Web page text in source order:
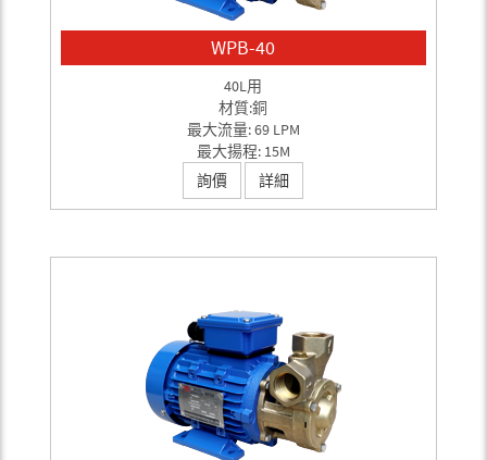
WPB-40
40L用
材質:銅
最大流量: 69 LPM
最大揚程: 15M
詢價
詳細